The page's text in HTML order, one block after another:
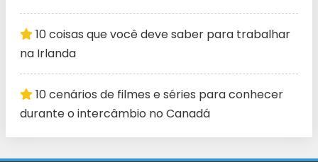
10 coisas que você deve saber para trabalhar
na Irlanda
10 cenários de filmes e séries para conhecer
durante o intercâmbio no Canadá